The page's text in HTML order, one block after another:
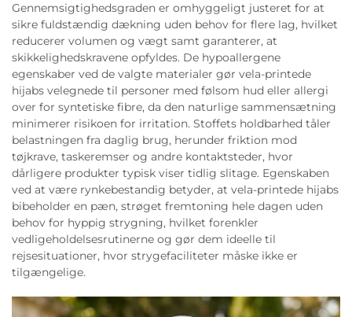
Gennemsigtighedsgraden er omhyggeligt justeret for at
sikre fuldstændig dækning uden behov for flere lag, hvilket
reducerer volumen og vægt samt garanterer, at
skikkelighedskravene opfyldes. De hypoallergene
egenskaber ved de valgte materialer gør vela-printede
hijabs velegnede til personer med følsom hud eller allergi
over for syntetiske fibre, da den naturlige sammensætning
minimerer risikoen for irritation. Stoffets holdbarhed tåler
belastningen fra daglig brug, herunder friktion mod
tøjkrave, taskeremser og andre kontaktsteder, hvor
dårligere produkter typisk viser tidlig slitage. Egenskaben
ved at være rynkebestandig betyder, at vela-printede hijabs
bibeholder en pæn, strøget fremtoning hele dagen uden
behov for hyppig strygning, hvilket forenkler
vedligeholdelsesrutinerne og gør dem ideelle til
rejsesituationer, hvor strygefaciliteter måske ikke er
tilgængelige.